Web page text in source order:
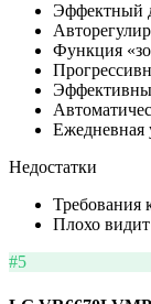
Эффектный
Функция
Ежедневная
Недостатки
Требования
Плохо
#5